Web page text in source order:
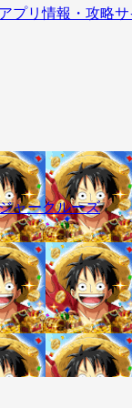
ャークルーズ